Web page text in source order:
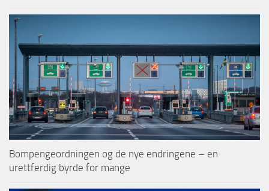
Bompengeordningen og de nye endringene – en
urettferdig byrde for mange